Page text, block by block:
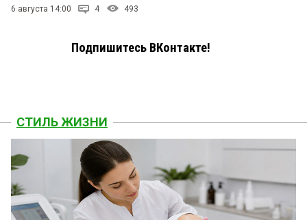
6 августа 14:00 4 493
Подпишитесь ВКонтакте!
СТИЛЬ ЖИЗНИ